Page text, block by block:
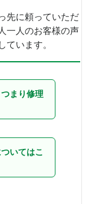
先に頼っていただ
一人のお客様の声
ています。
まり修理
いてはこ